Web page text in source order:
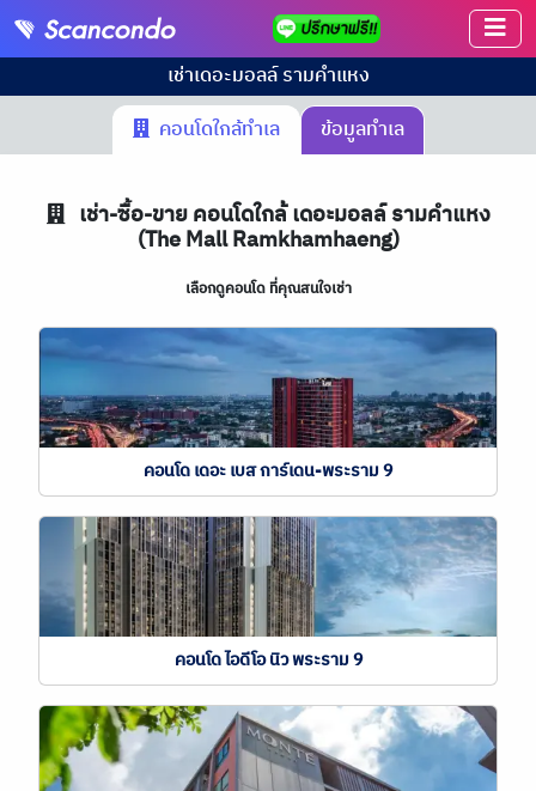
เช่าเดอะมอลล์ รามคำแหง
คอนโดใกล้ทำเล
ข้อมูลทำเล
เช่า-ซื้อ-ขาย คอนโดใกล้ เดอะมอลล์ รามคำแหง
(The Mall Ramkhamhaeng)
เลือกดูคอนโด ที่คุณสนใจเช่า
คอนโด เดอะ เบส การ์เดน-พระราม 9
คอนโด ไอดีโอ นิว พระราม 9